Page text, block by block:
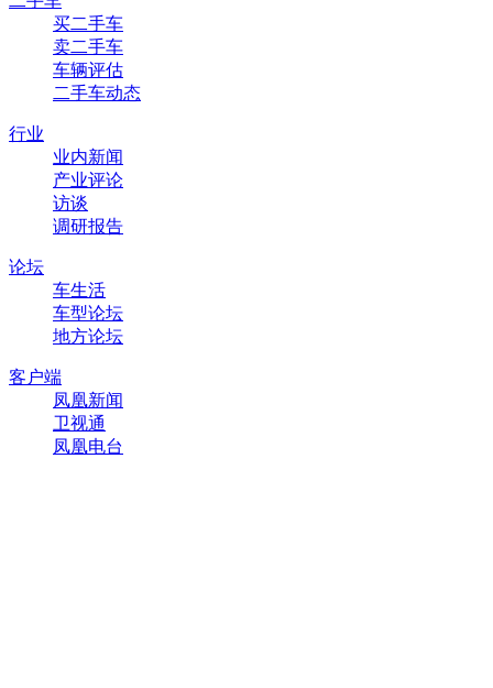
买二手车
卖二手车
车辆评估
二手车动态
行业
业内新闻
产业评论
访谈
调研报告
论坛
车生活
车型论坛
地方论坛
客户端
凤凰新闻
卫视通
凤凰电台